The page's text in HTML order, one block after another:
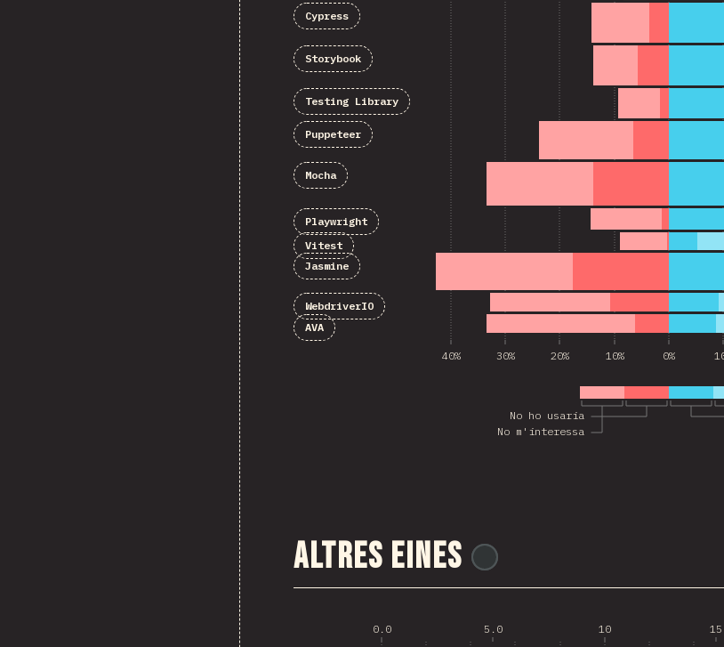
No m'interessa
No ho usaria
40% 30% 20% 10% 0%
Cypress
Storybook
Testing Library
Puppeteer
Mocha
Playwright
Vitest
Jasmine
WebdriverIO
AVA
Altres eines
0.0 5.0 10 15